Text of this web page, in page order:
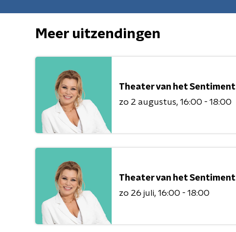
Meer uitzendingen
Theater van het Sentiment
zo 2 augustus 16:00 - 18:00
Theater van het Sentiment
zo 26 juli 16:00 - 18:00